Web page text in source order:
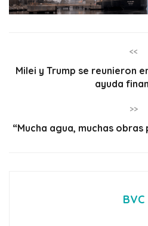
<<
Milei y Trump se reunieron
ayuda
>>
“Mucha agua, muchas
BVC